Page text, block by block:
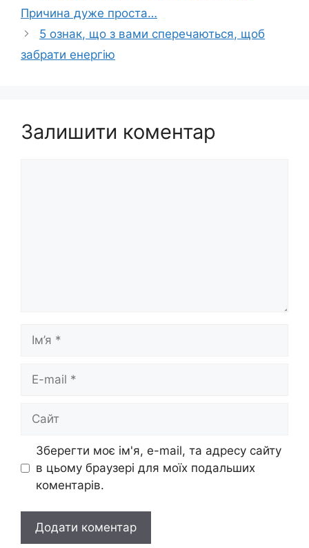
Причина дуже проста…
5 ознак, що з вами сперечаються, щоб
забрати енергію
Залишити коментар
mail
Зберегти моє ім'я, e-mail, та адресу сайту
в цьому браузері для моїх подальших
коментарів.